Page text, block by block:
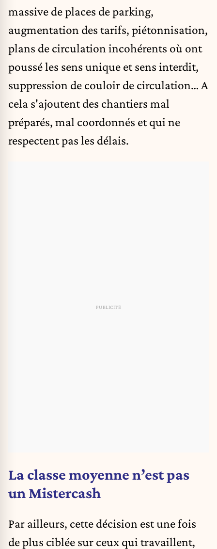
massive de places de parking,
augmentation des tarifs, piétonnisation,
plans de circulation incohérents où ont
poussé les sens unique et sens interdit,
suppression de couloir de circulation… A
cela s'ajoutent des chantiers mal
préparés, mal coordonnés et qui ne
respectent pas les délais.
La classe moyenne n’est pas
un Mistercash
Par ailleurs, cette décision est une fois
de plus ciblée sur ceux qui travaillent,